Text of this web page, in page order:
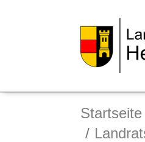
Startseite